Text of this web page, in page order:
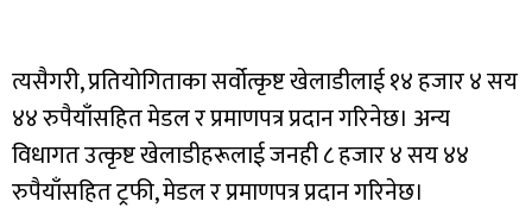
त्यसैगरी, प्रतियोगिताका सर्वोत्कृष्ट खेलाडीलाई १४ हजार ४ सय
४४ रुपैयाँसहित मेडल र प्रमाणपत्र प्रदान गरिनेछ। अन्य
विधागत उत्कृष्ट खेलाडीहरूलाई जनही ८ हजार ४ सय ४४
रुपैयाँसहित ट्रफी, मेडल र प्रमाणपत्र प्रदान गरिनेछ।